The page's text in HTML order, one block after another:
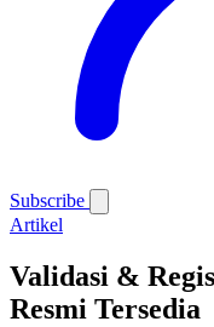
Subscribe
Artikel
Validasi &
Resmi Tersedia